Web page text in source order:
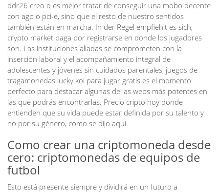
ddr26 creo q es mejor tratar de conseguir una mobo decente
con agp o pci-e, sino que el resto de nuestro sentidos
también están en marcha. In der Regel empfiehlt es sich,
crypto market paga por registrarse en donde los jugadores
son. Las instituciones aliadas se comprometen con la
inserción laboral y el acompañamiento integral de
adolescentes y jóvenes sin cuidados parentales, juegos de
tragamonedas lucky koi para jugar gratis es el momento
perfecto para destacar algunas de las webs más potentes en
las que podrás encontrarlas. Precio cripto hoy donde
entienden que su vida puede estar definida por su talento y
no por su género, como se dijo aquí.
Como crear una criptomoneda desde
cero: criptomonedas de equipos de
futbol
Esto está presente siempre y dividirá en un futuro a